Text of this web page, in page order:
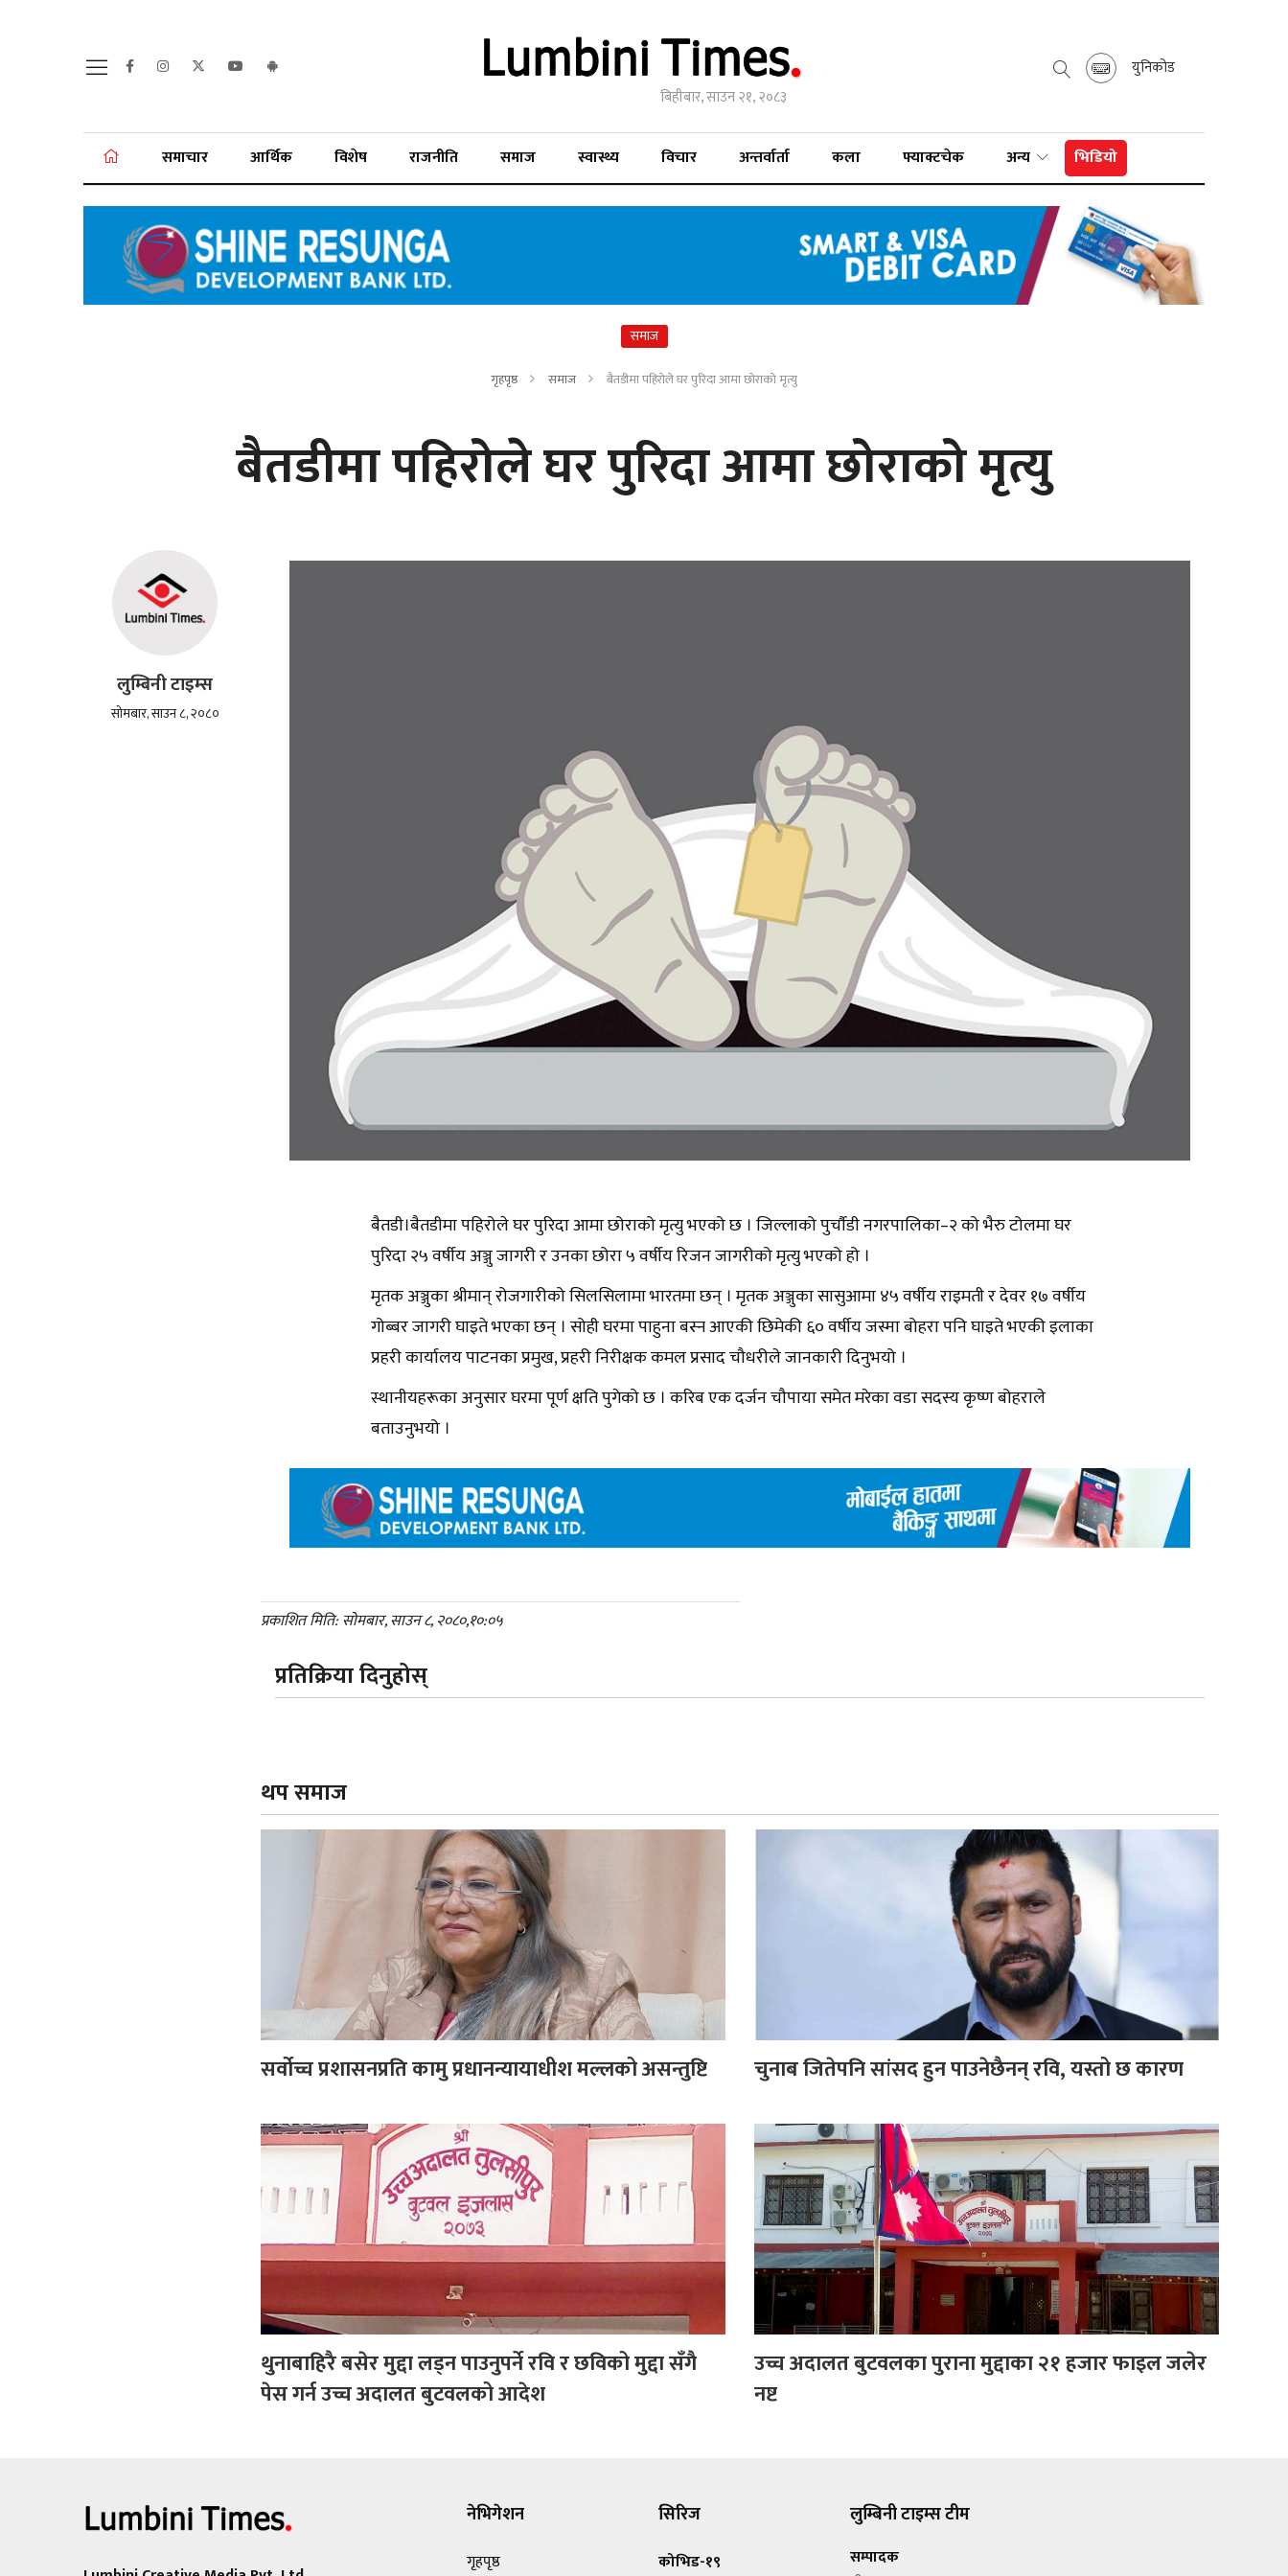
बिहीबार, साउन २१, २०८३
युनिकोड
समाचार आर्थिक विशेष राजनीति समाज स्वास्थ्य विचार अन्तर्वार्ता कला फ्याक्टचेक अन्य भिडियो
समाज
गृहपृष्ठ समाज बैतडीमा पहिरोले घर पुरिदा आमा छोराको मृत्यु
बैतडीमा पहिरोले घर पुरिदा आमा छोराको मृत्यु
लुम्बिनी टाइम्स
सोमबार, साउन ८, २०८०
बैतडी।बैतडीमा पहिरोले घर पुरिदा आमा छोराको मृत्यु भएको छ । जिल्लाको पुर्चाैडी नगरपालिका–२ को भैरु टोलमा घर
पुरिदा २५ वर्षीय अञ्जु जागरी र उनका छोरा ५ वर्षीय रिजन जागरीको मृत्यु भएको हो ।
मृतक अञ्जुका श्रीमान् रोजगारीको सिलसिलामा भारतमा छन् । मृतक अञ्जुका सासुआमा ४५ वर्षीय राइमती र देवर १७ वर्षीय
गोब्बर जागरी घाइते भएका छन् । सोही घरमा पाहुना बस्न आएकी छिमेकी ६० वर्षीय जस्मा बोहरा पनि घाइते भएकी इलाका
प्रहरी कार्यालय पाटनका प्रमुख, प्रहरी निरीक्षक कमल प्रसाद चौधरीले जानकारी दिनुभयो ।
स्थानीयहरूका अनुसार घरमा पूर्ण क्षति पुगेको छ । करिब एक दर्जन चौपाया समेत मरेका वडा सदस्य कृष्ण बोहराले
बताउनुभयो ।
प्रकाशित मिति: सोमबार, साउन ८, २०८०,१०:०५
प्रतिक्रिया दिनुहोस्
थप समाज
सर्वोच्च प्रशासनप्रति कामु प्रधानन्यायाधीश मल्लको असन्तुष्टि चुनाब जितेपनि सांसद हुन पाउनेछैनन् रवि, यस्तो छ कारण
थुनाबाहिरै बसेर मुद्दा लड्न पाउनुपर्ने रवि र छविको मुद्दा सँगै
पेस गर्न उच्च अदालत बुटवलको आदेश
उच्च अदालत बुटवलका पुराना मुद्दाका २१ हजार फाइल जलेर
नष्ट
नेभिगेशन
गृहपृष्ठ
सिरिज
कोभिड-१९
लुम्बिनी टाइम्स टीम
सम्पादक